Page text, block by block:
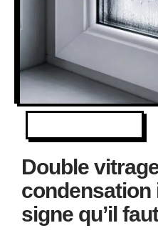
Double
condensation
signe qu’il